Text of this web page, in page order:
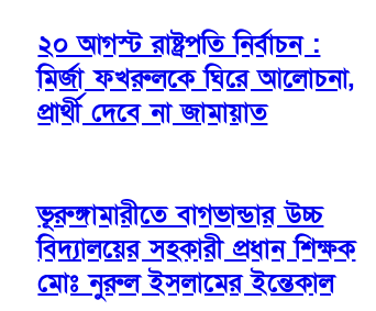
২০ আগস্ট রাষ্ট্রপতি নির্বাচন :
মির্জা ফখরুলকে ঘিরে আলোচনা,
প্রার্থী দেবে না জামায়াত
ভূরুঙ্গামারীতে বাগভান্ডার উচ্চ
বিদ্যালয়ের সহকারী প্রধান শিক্ষক
মোঃ নুরুল ইসলামের ইন্তেকাল